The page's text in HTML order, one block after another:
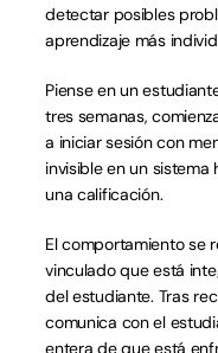
detectar posibles
aprendizaje más
Piense en un
tres semanas,
a iniciar sesión con
invisible en un
una calificación.
El comportamiento se
vinculado que está
del estudiante. Tras
comunica con el
entera de que está